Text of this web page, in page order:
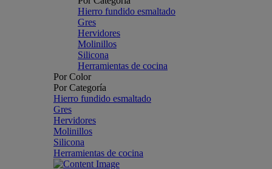
Hierro fundido esmaltado
Gres
Hervidores
Molinillos
Silicona
Herramientas de cocina
Por Color
Por Categoría
Hierro fundido esmaltado
Gres
Hervidores
Molinillos
Silicona
Herramientas de cocina